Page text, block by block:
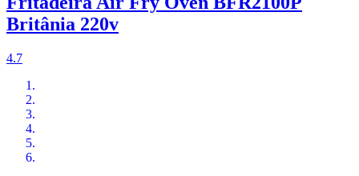
Britânia 220v
4.7